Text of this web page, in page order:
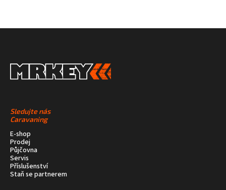
Sledujte nás
Caravaning
E-shop
Prodej
Půjčovna
Servis
Příslušenství
Staň se partnerem